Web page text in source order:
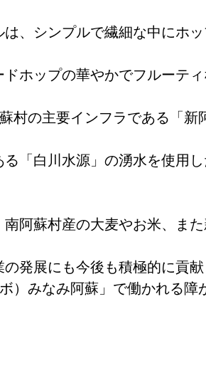
、シンプルで繊細な中にホ
ホップの華やかでフルーティ
の主要インフラである「新
「白川水源」の湧水を使用し
阿蘇村産の大麦やお米、ま
発展にも今後も積極的に貢献
）みなみ阿蘇」で働かれる障